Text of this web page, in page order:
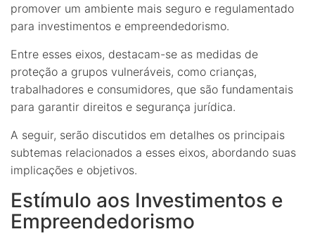
promover um ambiente mais seguro e regulamentado
para investimentos e empreendedorismo.
Entre esses eixos, destacam-se as medidas de
proteção a grupos vulneráveis, como crianças,
trabalhadores e consumidores, que são fundamentais
para garantir direitos e segurança jurídica.
A seguir, serão discutidos em detalhes os principais
subtemas relacionados a esses eixos, abordando suas
implicações e objetivos.
Estímulo aos Investimentos e
Empreendedorismo